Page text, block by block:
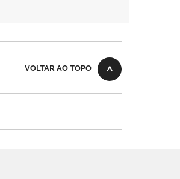
VOLTAR AO TOPO